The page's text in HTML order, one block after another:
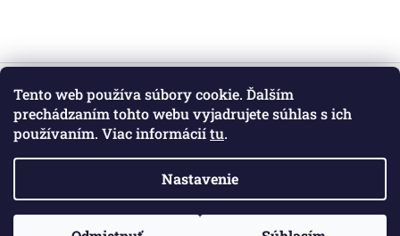
Tento web používa súbory cookie. Ďalším
prechádzaním tohto webu vyjadrujete súhlas s ich
používaním. Viac informáciítu.
Nastavenie
Z
Informácie pre vás
Obchodné podmienky
Copyright 2026 . Všetky práva vyhradené.